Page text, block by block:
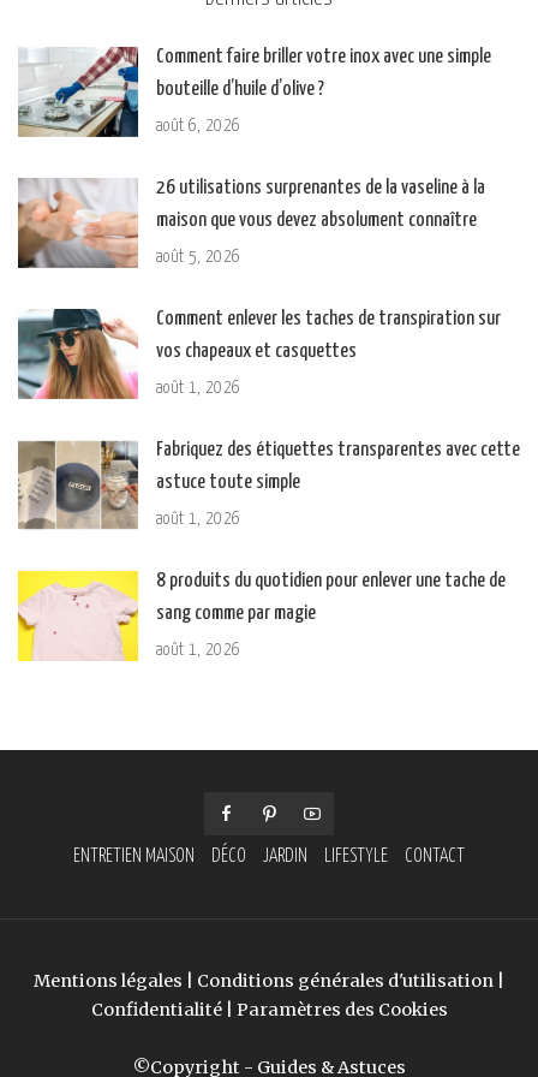
Comment faire briller votre inox avec une simple
bouteille d’huile d’olive ?
août 6, 2026
26 utilisations surprenantes de la vaseline à la
maison que vous devez absolument connaître
août 5, 2026
Comment enlever les taches de transpiration sur
vos chapeaux et casquettes
août 1, 2026
Fabriquez des étiquettes transparentes avec cette
astuce toute simple
août 1, 2026
8 produits du quotidien pour enlever une tache de
sang comme par magie
août 1, 2026
ENTRETIEN MAISON DÉCO JARDIN LIFESTYLE CONTACT
Mentions légales Conditions générales d'utilisation
Confidentialité| Paramètres des Cookies
©Copyright - Guides & Astuces